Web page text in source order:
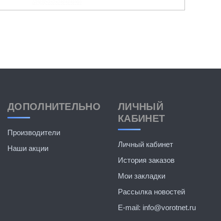
такую цену (1225 руб.) стоит ли
8
ДОПОЛНИТЕЛЬНО
Производители
Наши акции
ЛИЧНЫЙ
КАБИНЕТ
Личный кабинет
История заказов
Мои закладки
Рассылка новостей
E-mail: info@vorotnet.ru